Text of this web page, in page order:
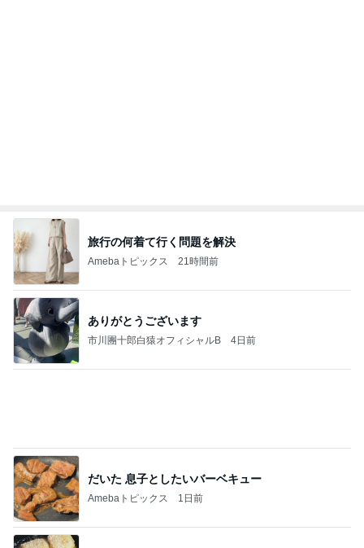
旅行の何着て行く問題を解決
Amebaトピックス 21時間前
ありがとうございます
市川團十郎白猿オフィシャルB 4日前
だいた 息子としたいバーベキュー
Amebaトピックス 1日前